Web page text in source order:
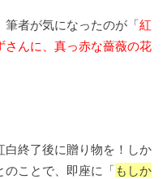
者が気になったのが「紅
さんに、真っ赤な薔薇の花
終了後に贈り物を！しか
のことで、即座に「 もしか